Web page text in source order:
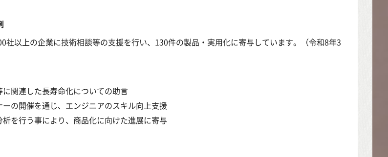
社以上の企業に技術相談等の支援を行い、130件の製品・実用化に寄与しています。（令和8年3
に関連した長寿命化についての助言
ーの開催を通じ、エンジニアのスキル向上支援
析を行う事により、商品化に向けた進展に寄与